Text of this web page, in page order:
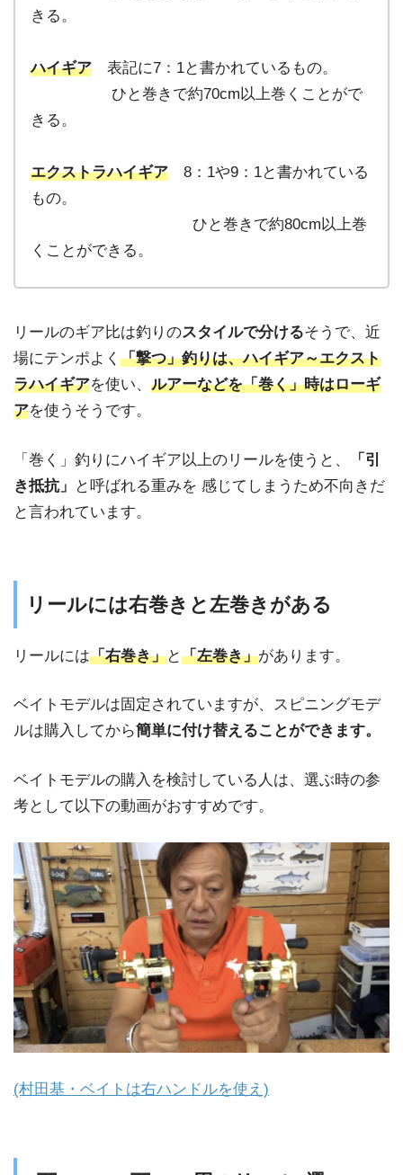
きる。
ハイギア 表記に7：1と書かれているもの。
ひと巻きで約70cm以上巻くことがで
きる。
エクストラハイギア 8：1や9：1と書かれている
もの。
ひと巻きで約80cm以上巻
くことができる。
リールのギア比は釣りのスタイルで分けるそうで、近
場にテンポよく 「撃つ」釣りは、ハイギア～エクスト
ラハイギアを使い、 ルアーなどを「巻く」時はローギ
アを使うそうです。
「巻く」釣りにハイギア以上のリールを使うと、
「引
き抵抗」
と呼ばれる重みを 感じてしまうため不向きだ
と言われています。
リールには右巻きと左巻きがある
リールには「右巻き」と「左巻き」があります。
ベイトモデルは固定されていますが、スピニングモデ
ルは購入してから簡単に付け替えることができます。
ベイトモデルの購入を検討している人は、選ぶ時の参
考として以下の動画がおすすめです。
(村田基・ベイトは右ハンドルを使え)